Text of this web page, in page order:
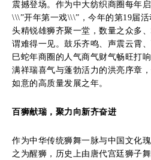
震撼登场。作为中大纺织商圈每年
\\\”开年第一戏\\\”，今年的第19届
头精锐雄狮齐聚一堂，数量之众多
谓难得一见。鼓乐齐鸣、声震云霄
巳蛇年商圈的人气商气财气畅旺打
满祥瑞喜气与蓬勃活力的洪亮序章
如意的高质量发展之年。
百狮献瑞，聚力向新齐奋进
作为中华传统狮舞一脉与中国文化
之为醒狮，历史上由唐代宫廷狮子